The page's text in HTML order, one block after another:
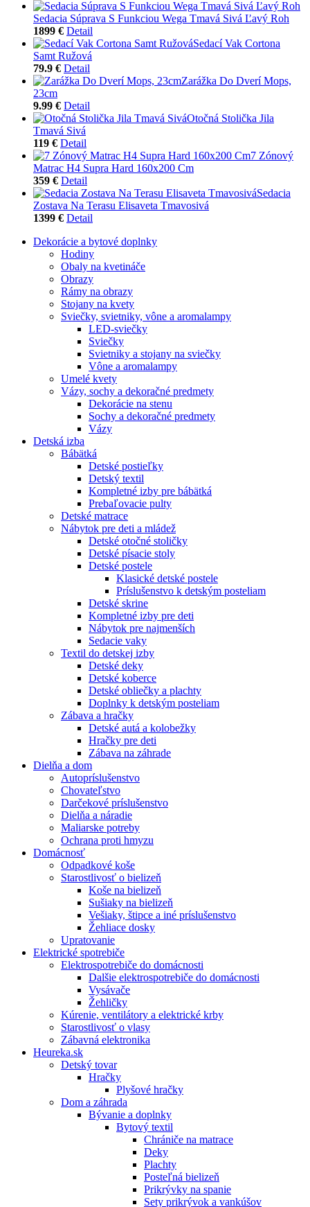
Sedacia Súprava S Funkciou Wega Tmavá Sivá Ľavý Roh
1899 € Detail
Sedací Vak Cortona
Samt Ružová
79.9 € Detail
Zarážka Do Dverí Mops,
23cm
9.99 € Detail
Otočná Stolička Jila
Tmavá Sivá
119 € Detail
7 Zónový
Matrac H4 Supra Hard 160x200 Cm
359 € Detail
Sedacia
Zostava Na Terasu Elisaveta Tmavosivá
1399 € Detail
Dekorácie a bytové doplnky
Hodiny
Obaly na kvetináče
Obrazy
Rámy na obrazy
Stojany na kvety
Sviečky, svietniky, vône a aromalampy
LED-sviečky
Sviečky
Svietniky a stojany na sviečky
Vône a aromalampy
Umelé kvety
Vázy, sochy a dekoračné predmety
Dekorácie na stenu
Sochy a dekoračné predmety
Vázy
Detská izba
Bábätká
Detské postieľky
Detský textil
Kompletné izby pre bábätká
Prebaľovacie pulty
Detské matrace
Nábytok pre deti a mládež
Detské otočné stoličky
Detské písacie stoly
Detské postele
Klasické detské postele
Príslušenstvo k detským posteliam
Detské skrine
Kompletné izby pre deti
Nábytok pre najmenších
Sedacie vaky
Textil do detskej izby
Detské deky
Detské koberce
Detské obliečky a plachty
Doplnky k detským posteliam
Zábava a hračky
Detské autá a kolobežky
Hračky pre deti
Zábava na záhrade
Dielňa a dom
Autopríslušenstvo
Chovateľstvo
Darčekové príslušenstvo
Dielňa a náradie
Maliarske potreby
Ochrana proti hmyzu
Domácnosť
Odpadkové koše
Starostlivosť o bielizeň
Koše na bielizeň
Sušiaky na bielizeň
Vešiaky, štipce a iné príslušenstvo
Žehliace dosky
Upratovanie
Elektrické spotrebiče
Elektrospotrebiče do domácnosti
Dalšie elektrospotrebiče do domácnosti
Vysávače
Žehličky
Kúrenie, ventilátory a elektrické krby
Starostlivosť o vlasy
Zábavná elektronika
Heureka.sk
Detský tovar
Hračky
Plyšové hračky
Dom a záhrada
Bývanie a doplnky
Bytový textil
Chrániče na matrace
Deky
Plachty
Posteľná bielizeň
Prikrývky na spanie
Sety prikrývok a vankúšov